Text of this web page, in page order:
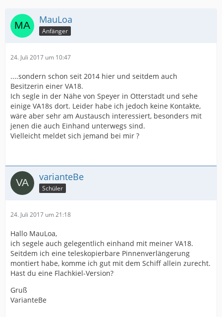
MauLoa
Anfänger
24. Juli 2017 um 10:47
....sondern schon seit 2014 hier und seitdem auch
Besitzerin einer VA18.
Ich segle in der Nähe von Speyer in Otterstadt und sehe
einige VA18s dort. Leider habe ich jedoch keine Kontakte,
wäre aber sehr am Austausch interessiert, besonders mit
jenen die auch Einhand unterwegs sind.
Vielleicht meldet sich jemand bei mir ?
varianteBe
Schüler
24. Juli 2017 um 21:18
Hallo MauLoa,
ich segele auch gelegentlich einhand mit meiner VA18.
Seitdem ich eine teleskopierbare Pinnenverlängerung
montiert habe, komme ich gut mit dem Schiff allein zurecht.
Hast du eine Flachkiel-Version?
Gruß
VarianteBe